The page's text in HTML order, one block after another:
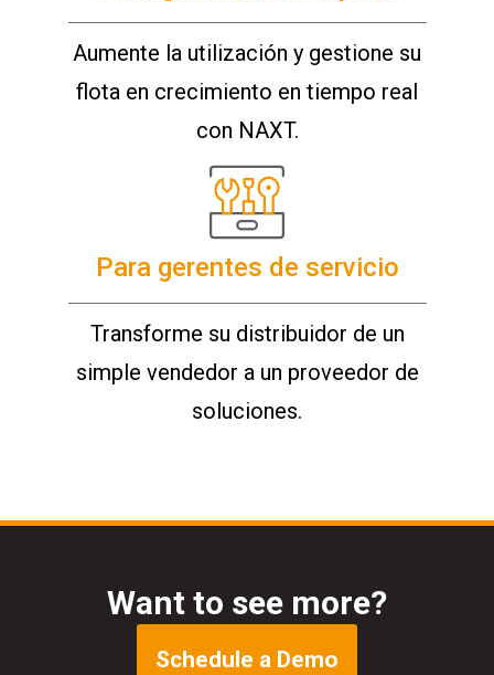
Aumente la utilización y gestione su
flota en crecimiento en tiempo real
con NAXT.
Para gerentes de servicio
Transforme su distribuidor de un
simple vendedor a un proveedor de
soluciones.
Want to see more?
Schedule a Demo